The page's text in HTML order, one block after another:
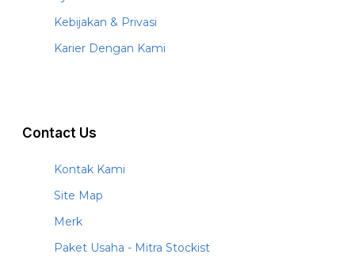
Kebijakan & Privasi
Karier Dengan Kami
Contact Us
Kontak Kami
Site Map
Merk
Paket Usaha - Mitra Stockist